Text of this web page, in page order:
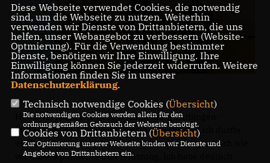
Heute veranstaltete der Maschinenring Tuttlingen-
Stockack seine Jahreshauptversammlung und ich durfte
ein Grußwort beitragen. Die Landwirte benötigen nach wie
vor unsere politische Unterstützung. Ich habe deutlich
Diese Webseite verwendet Cookies, die notwendig
sind, um die Webseite zu nutzen. Weiterhin
verwenden wir Dienste von Drittanbietern, die uns
helfen, unser Webangebot zu verbessern (Website-
Optmierung). Für die Verwendung bestimmter
Dienste, benötigen wir Ihre Einwilligung. Ihre
Einwilligung können Sie jederzeit widerrufen. Weitere
Informationen finden Sie in unserer
Datenschutzerklärung.
Technisch notwendige Cookies (Übersicht)
Die notwendigen Cookies werden allein für den
ordnungsgemäßen Gebrauch der Webseite benötigt.
Cookies von Drittanbietern (Übersicht)
Zur Optimierung unserer Webseite binden wir Dienste und
Angebote von Drittanbietern ein.